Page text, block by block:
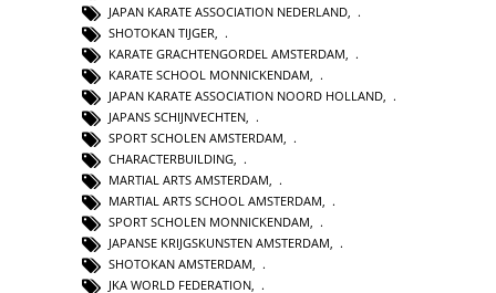
JAPAN KARATE ASSOCIATION NEDERLAND
SHOTOKAN TIJGER
KARATE GRACHTENGORDEL AMSTERDAM
KARATE SCHOOL MONNICKENDAM
JAPAN KARATE ASSOCIATION NOORD HOLLAND
JAPANS SCHIJNVECHTEN
SPORT SCHOLEN AMSTERDAM
CHARACTERBUILDING
MARTIAL ARTS AMSTERDAM,
MARTIAL ARTS SCHOOL AMSTERDAM,
SPORT SCHOLEN MONNICKENDAM,
JAPANSE KRIJGSKUNSTEN AMSTERDAM,
SHOTOKAN AMSTERDAM,
JKA WORLD FEDERATION,